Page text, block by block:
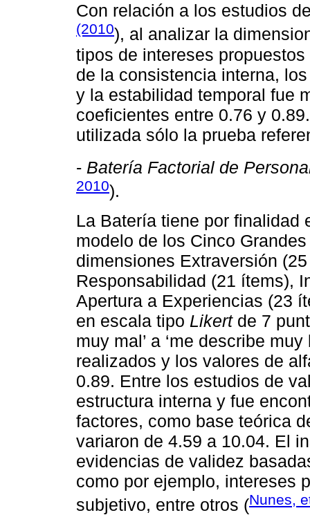
Con relación a los estudios
(2010), al analizar la
tipos de intereses
de la consistencia interna,
y la estabilidad temporal fue
coeficientes entre 0.76 y
utilizada sólo la prueba
- Batería Factorial de
2010).
La Batería tiene por finalidad
modelo de los Cinco
dimensiones Extraversión
Responsabilidad (21 ítems),
Apertura a Experiencias (23
en escala tipo Likertde 7
muy mal’ a ‘me describe
realizados y los valores de
0.89. Entre los estudios de
estructura interna y fue
factores, como base teórica
variaron de 4.59 a 10.04. El
evidencias de validez
como por ejemplo, intereses
subjetivo, entre otros (Nunes,